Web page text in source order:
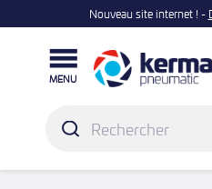
Nouveau site internet ! -

MENU